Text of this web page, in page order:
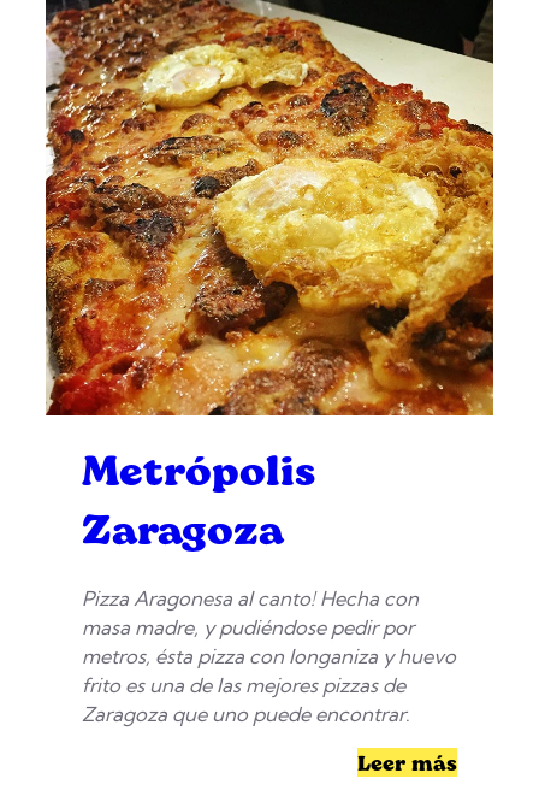
Metrópolis
Zaragoza
Pizza Aragonesa al canto! Hecha con
masa madre, y pudiéndose pedir por
metros, ésta pizza con longaniza y huevo
frito es una de las mejores pizzas de
Zaragoza que uno puede encontrar.
Leer más